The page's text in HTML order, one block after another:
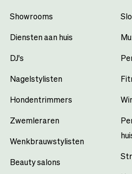
Showrooms
Diensten aan huis
DJ's
Nagelstylisten
Hondentrimmers
Zwemleraren
Wenkbrauwstylisten
Beauty salons